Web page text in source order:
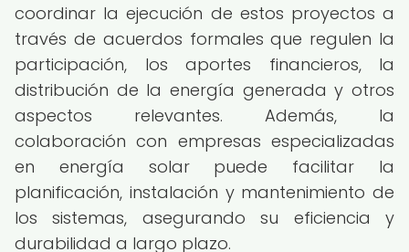
coordinar la ejecución de estos proyectos a
través de acuerdos formales que regulen la
participación, los aportes financieros, la
distribución de la energía generada y otros
aspectos relevantes. Además, la
colaboración con empresas especializadas
en energía solar puede facilitar la
planificación, instalación y mantenimiento de
los sistemas, asegurando su eficiencia y
durabilidad a largo plazo.